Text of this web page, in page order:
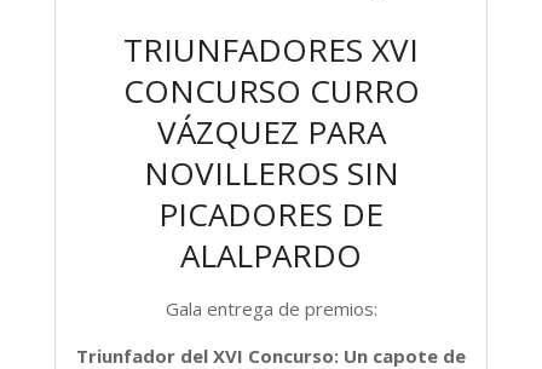
TRIUNFADORES XVI
CONCURSO CURRO
VÁZQUEZ PARA
NOVILLEROS SIN
PICADORES DE
ALALPARDO
Gala entrega de premios:
Triunfador del XVI Concurso: Un capote de